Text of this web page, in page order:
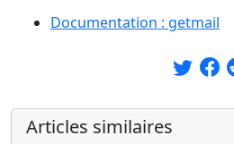
Documentation : getmail
Articles similaires